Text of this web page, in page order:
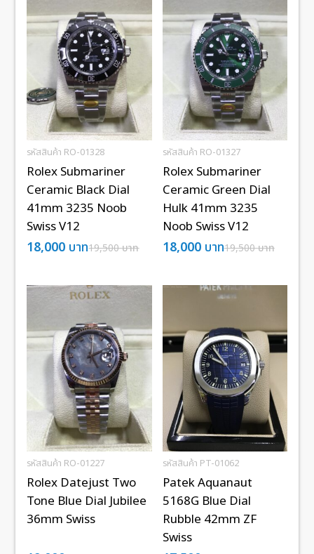
รหัสสินค้า RO-01328
Rolex Submariner
Ceramic Black Dial
41mm 3235 Noob
Swiss V12
19,500บาท
18,000 บาท
รหัสสินค้า RO-01327
Rolex Submariner
Ceramic Green Dial
Hulk 41mm 3235
Noob Swiss V12
19,500บาท
18,000 บาท
รหัสสินค้า RO-01227
Rolex Datejust Two
Tone Blue Dial Jubilee
36mm Swiss
รหัสสินค้า PT-01062
Patek Aquanaut
5168G Blue Dial
Rubble 42mm ZF
Swiss